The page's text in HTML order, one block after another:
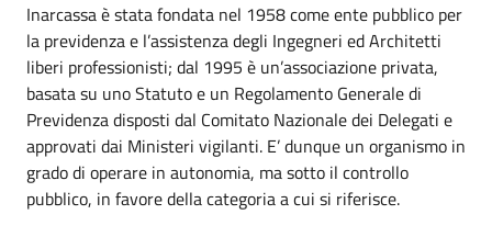
Inarcassa è stata fondata nel 1958 come ente pubblico per
la previdenza e l’assistenza degli Ingegneri ed Architetti
liberi professionisti; dal 1995 è un’associazione privata,
basata su uno Statuto e un Regolamento Generale di
Previdenza disposti dal Comitato Nazionale dei Delegati e
approvati dai Ministeri vigilanti. E’ dunque un organismo in
grado di operare in autonomia, ma sotto il controllo
pubblico, in favore della categoria a cui si riferisce.